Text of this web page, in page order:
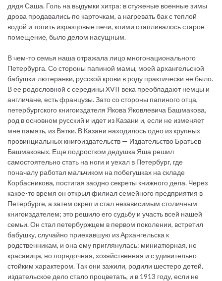
дядя Саша. Голь на выдумки хитра: в стуженые военные зимы
дрова продавались по карточкам, а нагревать бак с теплой
водой и топить изразцовые печи, коими отапливалось старое
помещение, было делом насущным.
В чем-то семья наша отражала лицо многонационального
Петербурга. Со стороны папиной мамы, моей архангельской
бабушки-лютеранки, русской крови в роду практически не было.
В ее родословной с середины XVII века преобладают немцы и
англичане, есть французы. Зато со стороны папиного отца,
петербургского книгоиздателя Якова Яковлевича Башмакова,
род в основном русский и идет из Казани и, если не изменяет
мне память, из Вятки. В Казани находилось одно из крупных
провинциальных книгоиздательств — Издательство Братьев
Башмаковых. Еще подростком дедушка Яша решил
самостоятельно стать на ноги и уехал в Петербург, где
поначалу работал мальчиком на побегушках на складе
Корбасникова, постигая заодно секреты книжного дела. Через
какое-то время он открыл филиал семейного предприятия в
Петербурге, а затем окреп и стал независимым столичным
книгоиздателем; это решило его судьбу и участь всей нашей
семьи. Он стал петербуржцем в первом поколении, встретил
бабушку, случайно приехавшую из Архангельска к
родственникам, и она ему приглянулась: миниатюрная, не
красавица, но порядочная, хозяйственная и с удивительно
стойким характером. Так они зажили, родили шестеро детей,
издательское дело стало процветать, и в 1913 году, если не